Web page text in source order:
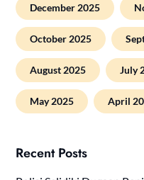
December 2025
October 2025
August 2025 July
May 2025 April
Recent Posts